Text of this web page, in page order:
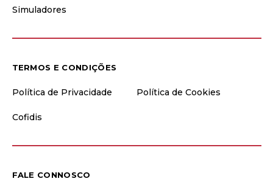
Simuladores
TERMOS E CONDIÇÕES
Política de Privacidade Política de Cookies
Cofidis
FALE CONNOSCO